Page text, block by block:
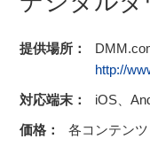
提供場所：
http://
対応端末：
iOS、
価格：
各コンテンツ